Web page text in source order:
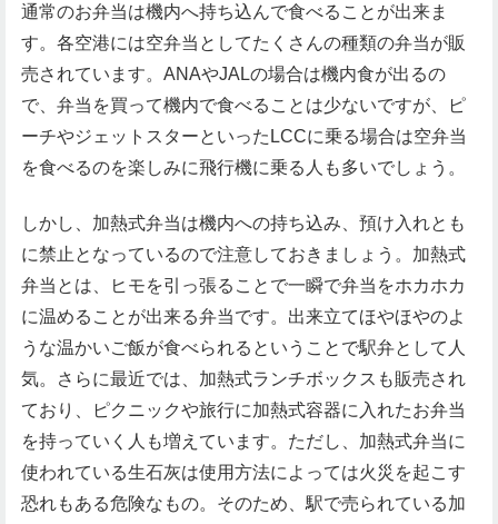
通常のお弁当は機内へ持ち込んで食べることが出来ま
す。各空港には空弁当としてたくさんの種類の弁当が販
売されています。ANAやJALの場合は機内食が出るの
で、弁当を買って機内で食べることは少ないですが、ピ
ーチやジェットスターといったLCCに乗る場合は空弁当
を食べるのを楽しみに飛行機に乗る人も多いでしょう。
しかし、加熱式弁当は機内への持ち込み、預け入れとも
に禁止となっているので注意しておきましょう。加熱式
弁当とは、ヒモを引っ張ることで一瞬で弁当をホカホカ
に温めることが出来る弁当です。出来立てほやほやのよ
うな温かいご飯が食べられるということで駅弁として人
気。さらに最近では、加熱式ランチボックスも販売され
ており、ピクニックや旅行に加熱式容器に入れたお弁当
を持っていく人も増えています。ただし、加熱式弁当に
使われている生石灰は使用方法によっては火災を起こす
恐れもある危険なもの。そのため、駅で売られている加